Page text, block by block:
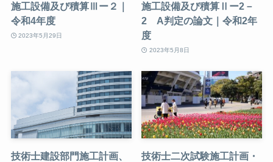
施工設備及び積算Ⅲー２｜
令和4年度
2023年5月29日
施工設備及び積算Ⅱー2－
2 A判定の論文｜令和2年
度
2023年5月8日
技術士建設部門施工計画、
技術士二次試験施工計画・